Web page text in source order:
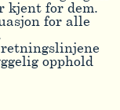
kjent for dem.
for alle
opphold